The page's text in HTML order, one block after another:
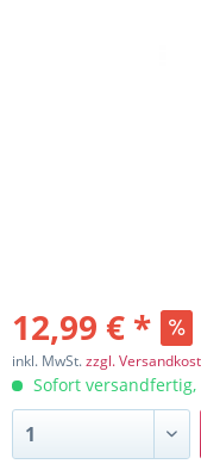
12,99 € *
inkl. MwSt.zzgl.
Sofort versandfertig,